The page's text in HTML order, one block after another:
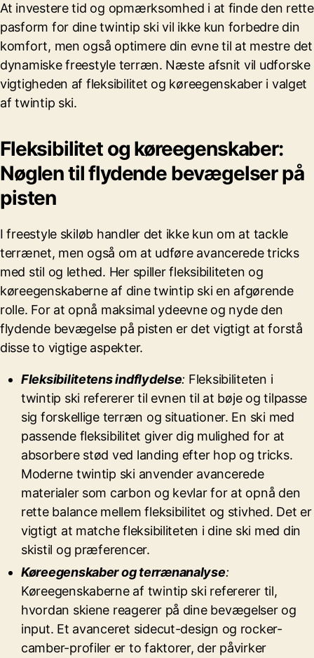
At investere tid og opmærksomhed i at finde den rette
pasform for dine twintip ski vil ikke kun forbedre din
komfort, men også optimere din evne til at mestre det
dynamiske freestyle terræn. Næste afsnit vil udforske
vigtigheden af fleksibilitet og køreegenskaber i valget
af twintip ski.
Fleksibilitet og køreegenskaber:
Nøglen til flydende bevægelser på
pisten
I freestyle skiløb handler det ikke kun om at tackle
terrænet, men også om at udføre avancerede tricks
med stil og lethed. Her spiller fleksibiliteten og
køreegenskaberne af dine twintip ski en afgørende
rolle. For at opnå maksimal ydeevne og nyde den
flydende bevægelse på pisten er det vigtigt at forstå
disse to vigtige aspekter.
Fleksibilitetens indflydelse: Fleksibiliteten i
twintip ski refererer til evnen til at bøje og tilpasse
sig forskellige terræn og situationer. En ski med
passende fleksibilitet giver dig mulighed for at
absorbere stød ved landing efter hop og tricks.
Moderne twintip ski anvender avancerede
materialer som carbon og kevlar for at opnå den
rette balance mellem fleksibilitet og stivhed. Det er
vigtigt at matche fleksibiliteten i dine ski med din
skistil og præferencer.
Køreegenskaber og terrænanalyse:
Køreegenskaberne af twintip ski refererer til,
hvordan skiene reagerer på dine bevægelser og
input. Et avanceret sidecut-design og rocker-
camber-profiler er to faktorer, der påvirker